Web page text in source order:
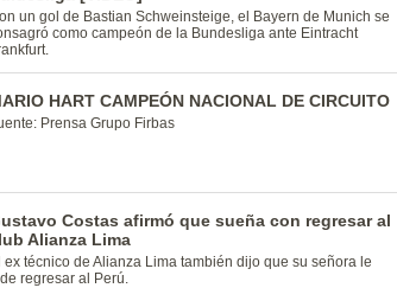
un gol de Bastian Schweinsteige, el Bayern de Munich se
como campeón de la Bundesliga ante Eintracht
HART CAMPEÓN NACIONAL DE CIRCUITO
Prensa Grupo Firbas
Costas afirmó que sueña con regresar al
Alianza Lima
ex técnico de Alianza Lima también dijo que su señora le
regresar al Perú.